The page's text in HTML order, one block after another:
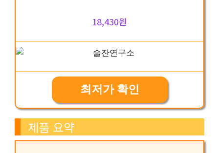
18,430원
최저가 확인
제품 요약